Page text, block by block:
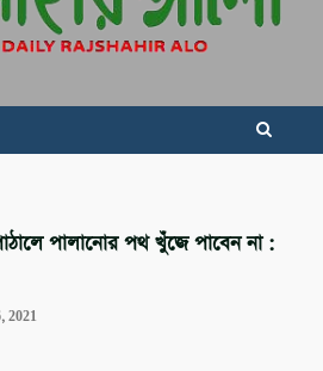
পালানোর পথ খুঁজে পাবেন না :
2021